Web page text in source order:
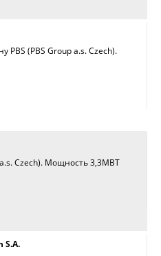
PBS (PBS Group a.s. Czech).
Czech). Mощность 3,3МВТ
S.A.